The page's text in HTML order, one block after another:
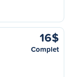
16$
Complet